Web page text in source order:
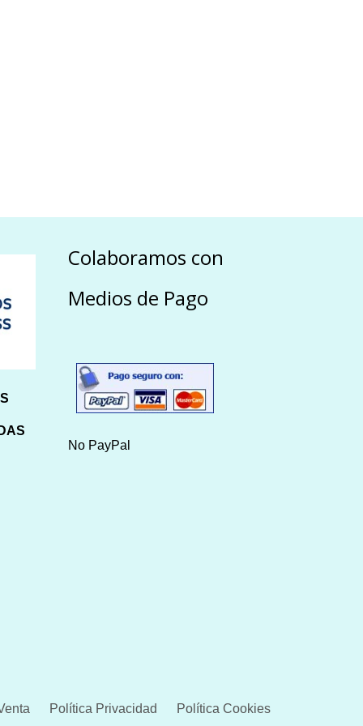
Colaboramos con
Medios de Pago
No PayPal
Política Privacidad Política Cookies